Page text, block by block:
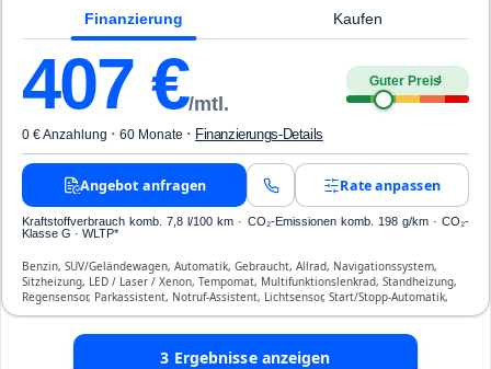
Finanzierung Kaufen
407 €/mtl.
Guter Preis4
0 € Anzahlung · 60 Monate · Finanzierungs-Details
Angebot anfragen Rate anpassen
Kraftstoffverbrauch komb. 7,8 l/100 km · CO₂-Emissionen komb. 198 g/km · CO₂-
Klasse G · WLTP*
Benzin, SUV/Geländewagen, Automatik, Gebraucht, Allrad, Navigationssystem,
Sitzheizung, LED / Laser / Xenon, Tempomat, Multifunktionslenkrad, Standheizung,
Regensensor, Parkassistent, Notruf-Assistent, Lichtsensor, Start/Stopp-Automatik,
Bluetooth, Freisprecheinrichtung, Verkehrszeichen-Erkennung, ESP, ABS,
3 Ergebnisse anzeigen